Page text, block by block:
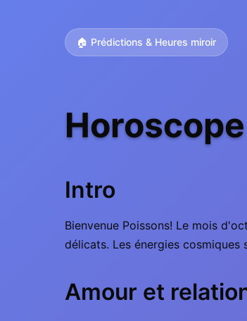
🏠 Prédictions & Heures miroir
Intro
Bienvenue Poissons! Le mois
délicats. Les énergies
Amour et